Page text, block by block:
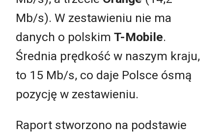
Mb/s). W zestawieniu nie ma
danych o polskim T-Mobile.
Średnia prędkość w naszym kraju,
to 15 Mb/s, co daje Polsce ósmą
pozycję w zestawieniu.
Raport stworzono na podstawie